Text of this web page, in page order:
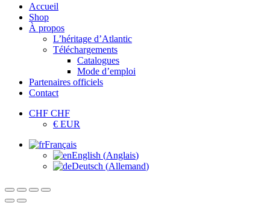
Accueil
Shop
À propos
L’héritage d’Atlantic
Téléchargements
Catalogues
Mode d’emploi
Partenaires officiels
Contact
CHF CHF
€ EUR
Français
English (Anglais)
Deutsch (Allemand)